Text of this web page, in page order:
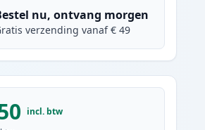
nu, ontvang morgen
verzending vanaf € 49
incl. btw